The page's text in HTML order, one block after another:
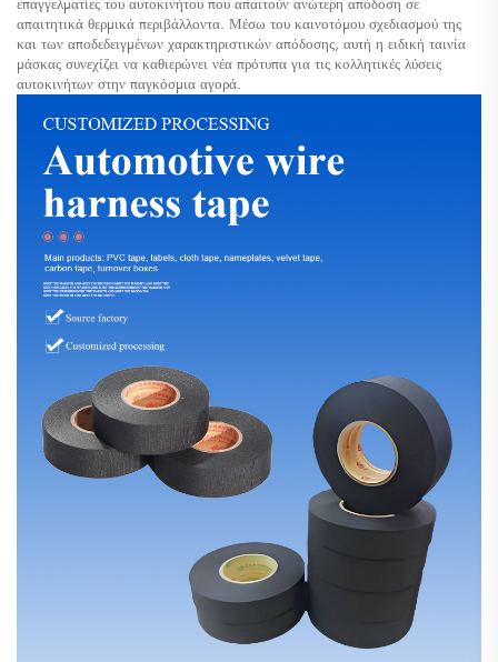
απαιτητικά θερμικά περιβάλλοντα. Μέσω του καινοτόμου σχεδιασμού της
και των αποδεδειγμένων χαρακτηριστικών απόδοσης, αυτή η ειδική ταινία
μάσκας συνεχίζει να καθιερώνει νέα πρότυπα για τις κολλητικές λύσεις
αυτοκινήτων στην παγκόσμια αγορά.